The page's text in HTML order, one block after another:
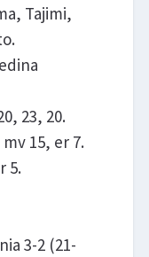
Tajimi,
23, 20.
15, er 7.
5.
3-2 (21-